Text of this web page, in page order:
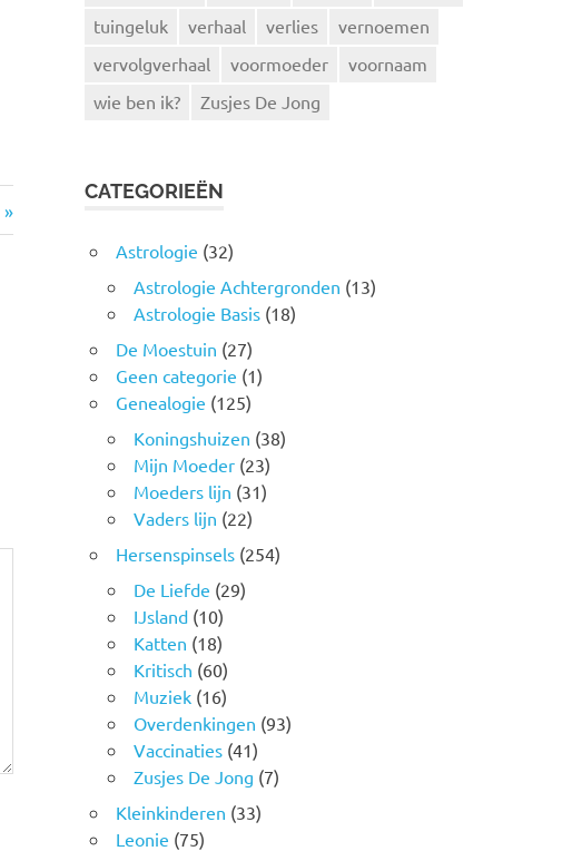
tuingeluk
verhaal verlies
vernoemen
vervolgverhaal
voormoeder
voornaam
wie ben ik?
Zusjes De Jong
CATEGORIEËN
Astrologie (32)
Astrologie Achtergronden (13)
Astrologie Basis (18)
De Moestuin (27)
Geen categorie (1)
Genealogie (125)
Koningshuizen (38)
Mijn Moeder (23)
Moeders lijn (31)
Vaders lijn (22)
Hersenspinsels (254)
De Liefde (29)
IJsland (10)
Katten (18)
Kritisch (60)
Muziek (16)
Overdenkingen (93)
Vaccinaties (41)
Zusjes De Jong (7)
Kleinkinderen (33)
Leonie (75)